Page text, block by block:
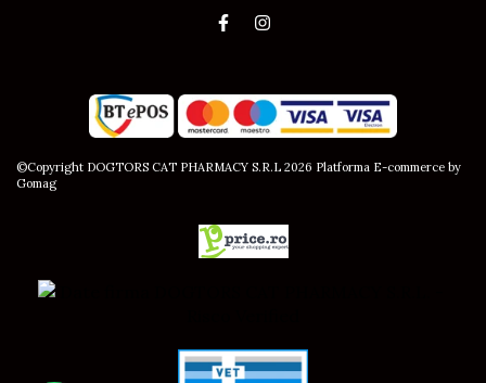
©Copyright DOGTORS CAT PHARMACY S.R.L 2026 Platforma E-commerce by
Gomag